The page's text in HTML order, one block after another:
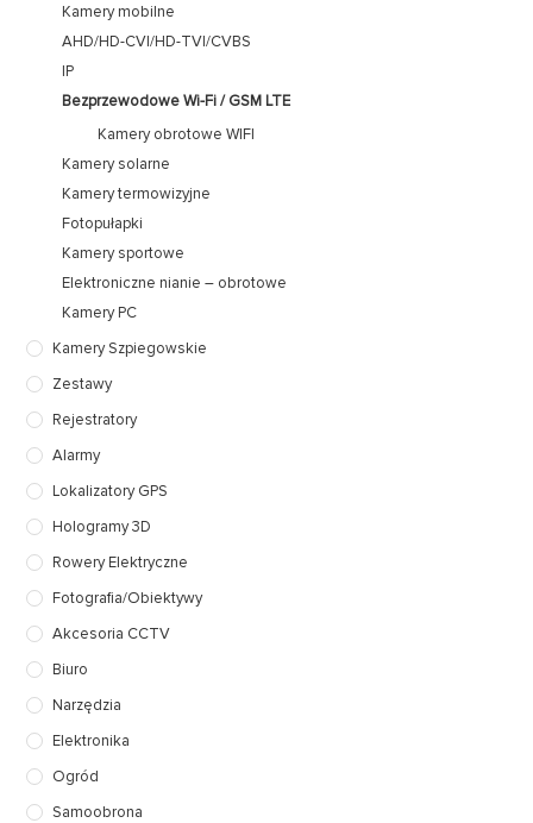
Kamery mobilne
AHD/HD-CVI/HD-TVI/CVBS
IP
Bezprzewodowe Wi-Fi / GSM LTE
Kamery obrotowe WIFI
Kamery solarne
Kamery termowizyjne
Fotopułapki
Kamery sportowe
Elektroniczne nianie – obrotowe
Kamery PC
Kamery Szpiegowskie
Zestawy
Rejestratory
Alarmy
Lokalizatory GPS
Hologramy 3D
Rowery Elektryczne
Fotografia/Obiektywy
Akcesoria CCTV
Biuro
Narzędzia
Elektronika
Ogród
Samoobrona